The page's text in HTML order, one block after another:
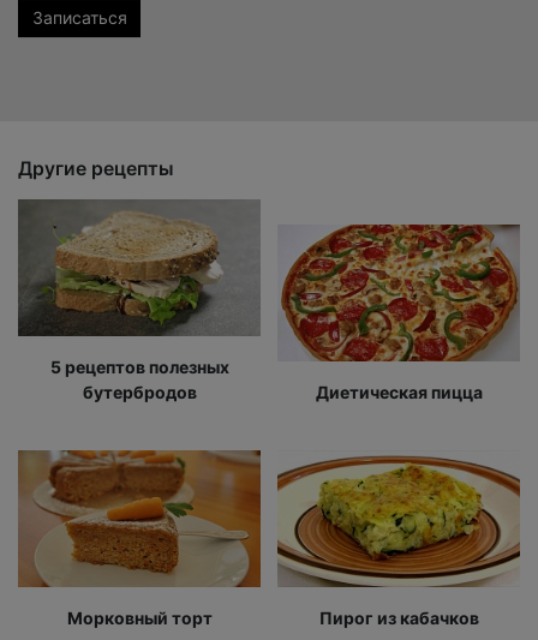
Другие рецепты
5 рецептов полезных
бутербродов
Морковный торт
Диетическая пицца
Пирог из кабачков